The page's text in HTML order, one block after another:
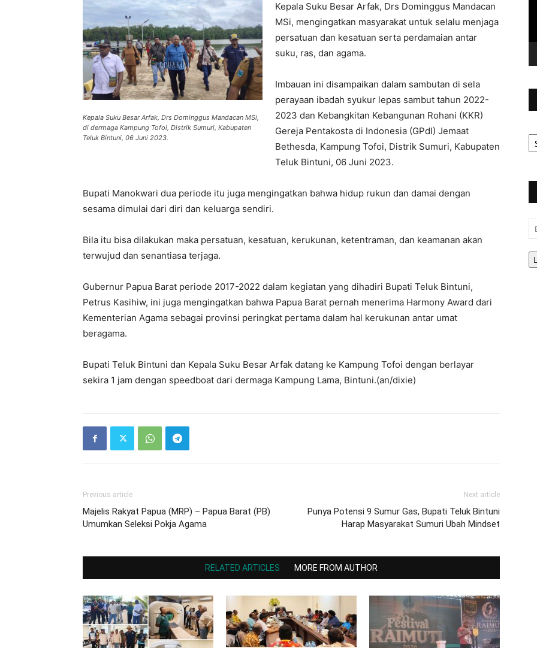
Kepala Suku Besar Arfak, Drs Dominggus Mandacan MSi,
di dermaga Kampung Tofoi, Distrik Sumuri, Kabupaten
Teluk Bintuni, 06 Juni 2023.
Kepala Suku Besar Arfak, Drs Dominggus Mandacan
MSi, mengingatkan masyarakat untuk selalu menjaga
persatuan dan kesatuan serta perdamaian antar
suku, ras, dan agama.
Imbauan ini disampaikan dalam sambutan di sela
perayaan ibadah syukur lepas sambut tahun 2022-
2023 dan Kebangkitan Kebangunan Rohani (KKR)
Gereja Pentakosta di Indonesia (GPdI) Jemaat
Bethesda, Kampung Tofoi, Distrik Sumuri, Kabupaten
Teluk Bintuni, 06 Juni 2023.
Bupati Manokwari dua periode itu juga mengingatkan bahwa hidup rukun dan damai dengan
sesama dimulai dari diri dan keluarga sendiri.
Bila itu bisa dilakukan maka persatuan, kesatuan, kerukunan, ketentraman, dan keamanan akan
terwujud dan senantiasa terjaga.
Gubernur Papua Barat periode 2017-2022 dalam kegiatan yang dihadiri Bupati Teluk Bintuni,
Petrus Kasihiw, ini juga mengingatkan bahwa Papua Barat pernah menerima Harmony Award dari
Kementerian Agama sebagai provinsi peringkat pertama dalam hal kerukunan antar umat
beragama.
Bupati Teluk Bintuni dan Kepala Suku Besar Arfak datang ke Kampung Tofoi dengan berlayar
sekira 1 jam dengan speedboat dari dermaga Kampung Lama, Bintuni.(an/dixie)
Previous article
Majelis Rakyat Papua (MRP) – Papua Barat (PB)
Umumkan Seleksi Pokja Agama
Next article
Punya Potensi 9 Sumur Gas, Bupati Teluk Bintuni
Harap Masyarakat Sumuri Ubah Mindset
RELATED ARTICLES MORE FROM AUTHOR